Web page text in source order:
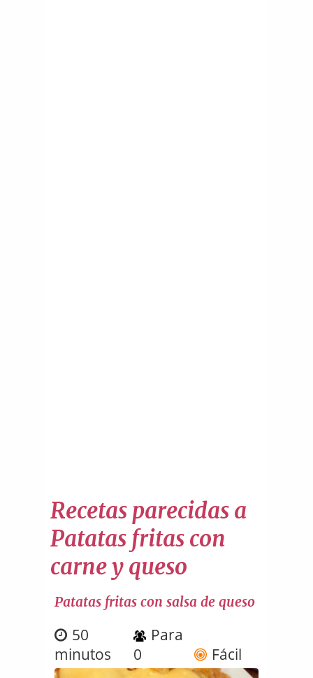
Recetas parecidas a
Patatas fritas con
carne y queso
Patatas fritas con salsa de queso
50
minutos
Para
0
Fácil